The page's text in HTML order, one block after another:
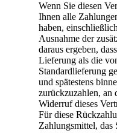
Wenn Sie diesen
Ihnen alle
haben,
Ausnahme der
daraus ergeben,
Lieferung als die
Standardlieferung
und spätestens
zurückzuzahlen, an
Widerruf dieses
Für diese
Zahlungsmittel, das